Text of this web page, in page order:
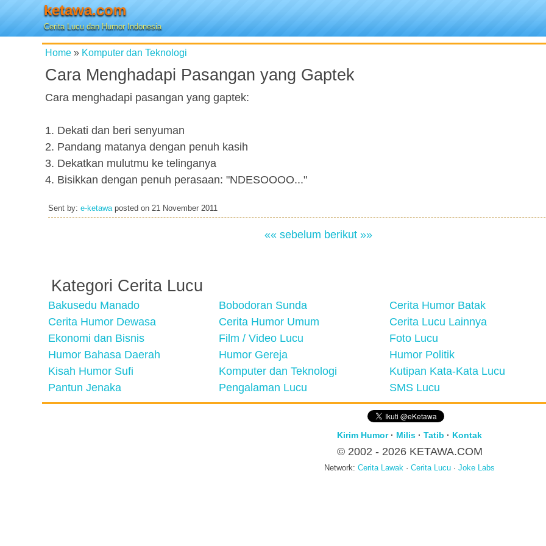
ketawa.com
Cerita Lucu dan Humor Indonesia
Home » Komputer dan Teknologi
Cara Menghadapi Pasangan yang Gaptek
Cara menghadapi pasangan yang gaptek:
1. Dekati dan beri senyuman
2. Pandang matanya dengan penuh kasih
3. Dekatkan mulutmu ke telinganya
4. Bisikkan dengan penuh perasaan: "NDESOOOO..."
Sent by: e-ketawaposted on 21 November 2011
«« sebelum berikut »»
Kategori Cerita Lucu
Bakusedu Manado Bobodoran Sunda
Cerita Humor Batak
Cerita Humor Dewasa
Cerita Humor Umum
Cerita Lucu Lainnya
Ekonomi dan Bisnis
Film / Video Lucu
Foto Lucu
Humor Bahasa Daerah
Humor Gereja
Humor Politik
Kisah Humor Sufi
Komputer dan Teknologi
Kutipan Kata-Kata Lucu
Pantun Jenaka
Pengalaman Lucu SMS Lucu
Kirim Humor· Milis · Tatib · Kontak
© 2002 - 2026 KETAWA.COM
Network: Cerita Lawak · Cerita Lucu · Joke Labs